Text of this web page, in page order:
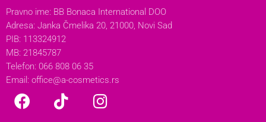
Pravno ime: BB Bonaca International DOO
Adresa: Janka Čmelika 20, 21000, Novi Sad
PIB: 113324912
MB: 21845787
Telefon: 066 808 06 35
Email: office@a-cosmetics.rs